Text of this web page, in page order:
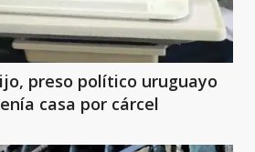
preso político uruguayo
casa por cárcel